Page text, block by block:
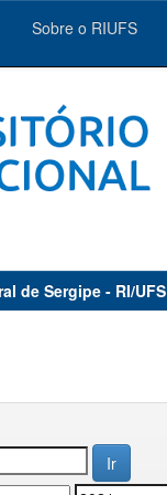
Sobre o RIUFS
de Sergipe - RI/UFS